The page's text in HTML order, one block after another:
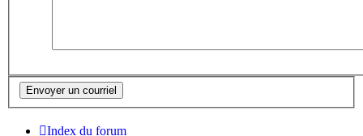
Index du forum